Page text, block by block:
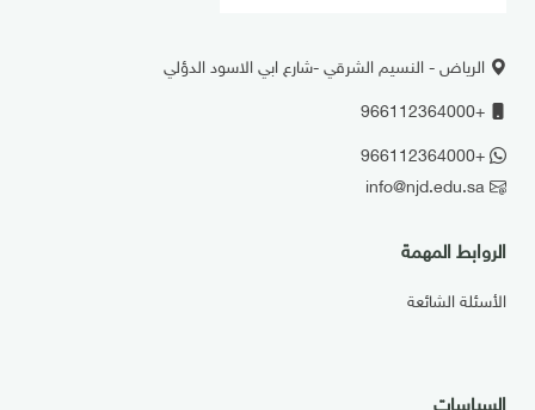
الرياض - النسيم الشرقي -شارع ابي الاسود الدؤلي
+966112364000
+966112364000
info@njd.edu.sa
الروابط المهمة
الأسئلة الشائعة
السياسات